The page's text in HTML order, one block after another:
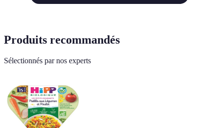
Produits recommandés
Sélectionnés par nos experts